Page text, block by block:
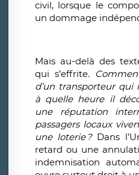
civil, lorsque le
un dommage
Mais au-delà des
qui s’effrite.
d’un transporteur
à quelle heure il
une réputation
passagers locaux
une loterie?Dans
retard ou une
indemnisation